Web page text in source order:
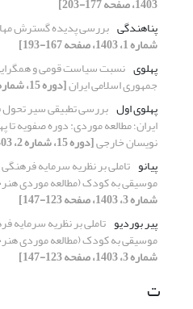
پناهندگی بررسی پدیده گسترش
شماره 1، 1403، صفحه 167-193]
پهلوی نسبت سیاست قومی و
جمهوری اسلامی ایران[دوره 15، شماره 4، 1403، صفحه 59-87]
پهلوی اول بررسی تطبیقی سیر
ایران؛ مطالعه موردی: دوره صفویه تا
نویسان خارجی[دوره 15، شماره 2، 1403، صفحه 115-136]
پیانو تاملی بر نظریه سرمایه
موسیقی به کودک (مطالعه موردی
شماره 3، 1403، صفحه 123-147]
پیر بوردیو تاملی بر نظریه سرمایه
موسیقی به کودک (مطالعه موردی
شماره 3، 1403، صفحه 123-147]
ت